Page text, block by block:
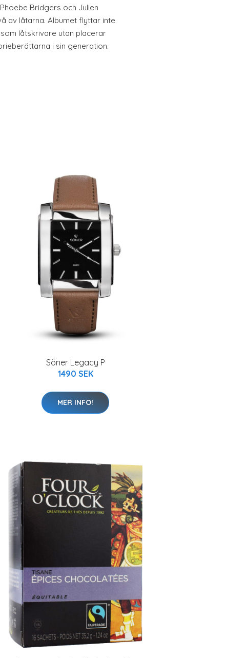
Bridgers och Julien
av låtarna. Albumet flyttar inte
låtskrivare utan placerar
i sin generation.
Söner Legacy P
1490 SEK
MER INFO!